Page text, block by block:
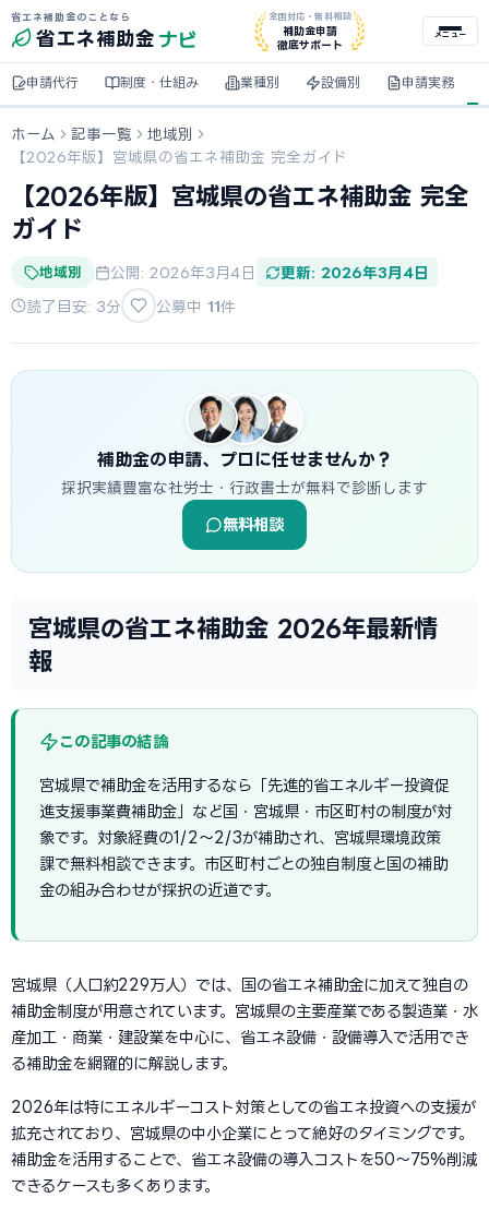
省エネ補助金のことなら
省エネ補助金 ナビ
全国対応・無料相談
補助金申請
徹底サポート
メニュー
申請代行 制度・仕組み 業種別 設備別 申請実務
ホーム 記事一覧
地域別
【2026年版】宮城県の省エネ補助金 完全ガイド
【2026年版】宮城県の省エネ補助金 完全
ガイド
地域別 公開: 2026年3月4日 更新: 2026年3月4日
読了目安: 3分 公募中 11件
補助金の申請、プロに任せませんか？
採択実績豊富な社労士・行政書士が無料で診断します
無料相談
宮城県の省エネ補助金 2026年最新情
報
この記事の結論
宮城県で補助金を活用するなら「先進的省エネルギー投資促
進支援事業費補助金」など国・宮城県・市区町村の制度が対
象です。対象経費の1/2〜2/3が補助され、宮城県環境政策
課で無料相談できます。市区町村ごとの独自制度と国の補助
金の組み合わせが採択の近道です。
宮城県（人口約229万人）では、国の省エネ補助金に加えて独自の
補助金制度が用意されています。宮城県の主要産業である製造業・水
産加工・商業・建設業を中心に、省エネ設備・設備導入で活用でき
る補助金を網羅的に解説します。
2026年は特にエネルギーコスト対策としての省エネ投資への支援が
拡充されており、宮城県の中小企業にとって絶好のタイミングです。
補助金を活用することで、省エネ設備の導入コストを50〜75%削減
できるケースも多くあります。